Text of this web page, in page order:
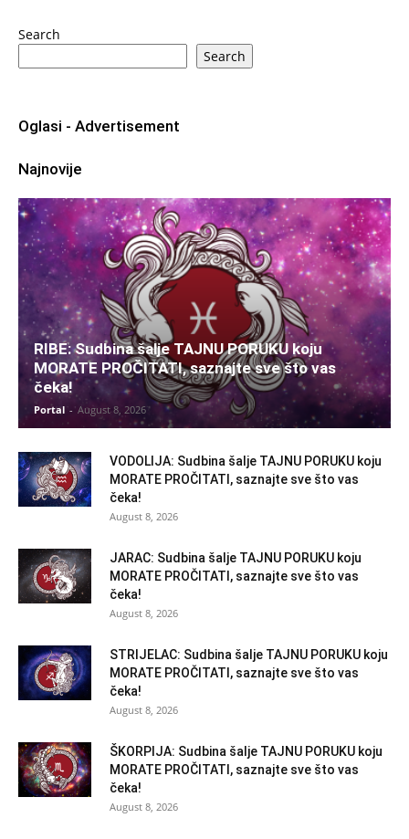
Search
Search
Oglasi - Advertisement
Najnovije
RIBE: Sudbina šalje TAJNU PORUKU koju
MORATE PROČITATI, saznajte sve što vas
čeka!
Portal - August 8, 2026
VODOLIJA: Sudbina šalje TAJNU PORUKU koju
MORATE PROČITATI, saznajte sve što vas
čeka!
August 8, 2026
JARAC: Sudbina šalje TAJNU PORUKU koju
MORATE PROČITATI, saznajte sve što vas
čeka!
August 8, 2026
STRIJELAC: Sudbina šalje TAJNU PORUKU koju
MORATE PROČITATI, saznajte sve što vas
čeka!
August 8, 2026
ŠKORPIJA: Sudbina šalje TAJNU PORUKU koju
MORATE PROČITATI, saznajte sve što vas
čeka!
August 8, 2026